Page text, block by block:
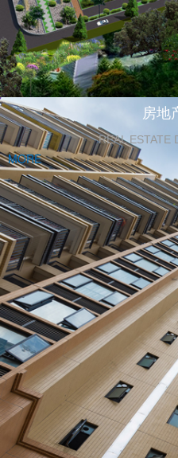
房地
REAL ESTATE
MORE